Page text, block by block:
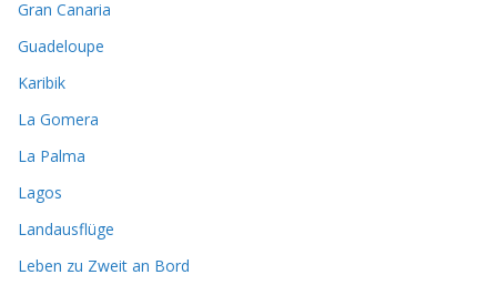
Gran Canaria
Guadeloupe
Karibik
La Gomera
La Palma
Lagos
Landausflüge
Leben zu Zweit an Bord